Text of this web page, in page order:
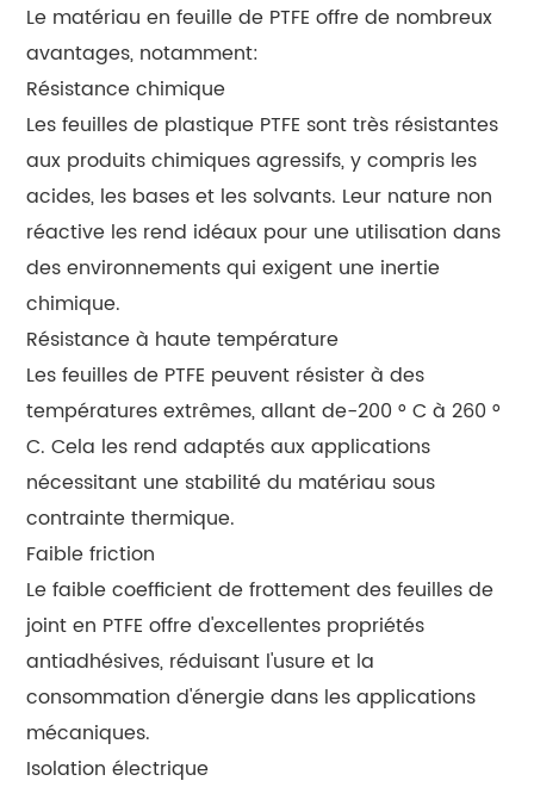
Le matériau en feuille de PTFE offre de nombreux
avantages, notamment:
Résistance chimique
Les feuilles de plastique PTFE sont très résistantes
aux produits chimiques agressifs, y compris les
acides, les bases et les solvants. Leur nature non
réactive les rend idéaux pour une utilisation dans
des environnements qui exigent une inertie
chimique.
Résistance à haute température
Les feuilles de PTFE peuvent résister à des
températures extrêmes, allant de-200 ° C à 260 °
C. Cela les rend adaptés aux applications
nécessitant une stabilité du matériau sous
contrainte thermique.
Faible friction
Le faible coefficient de frottement des feuilles de
joint en PTFE offre d'excellentes propriétés
antiadhésives, réduisant l'usure et la
consommation d'énergie dans les applications
mécaniques.
Isolation électrique